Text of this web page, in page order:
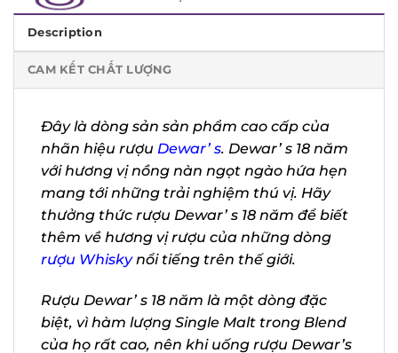
Description
CAM KẾT CHẤT LƯỢNG
Đây là dòng sản sản phẩm cao cấp của
nhãn hiệu rượu Dewar’ s . Dewar’ s 18
năm với hương vị nồng nàn ngọt ngào
hứa hẹn mang tới những trải nghiệm thú
vị. Hãy thưởng thức rượu Dewar’ s 18
năm để biết thêm về hương vị rượu của
những dòng rượu Whiskynổi tiếng trên
Rượu Dewar’ s 18 năm là một dòng đặc
biệt, vì hàm lượng Single Malt trong